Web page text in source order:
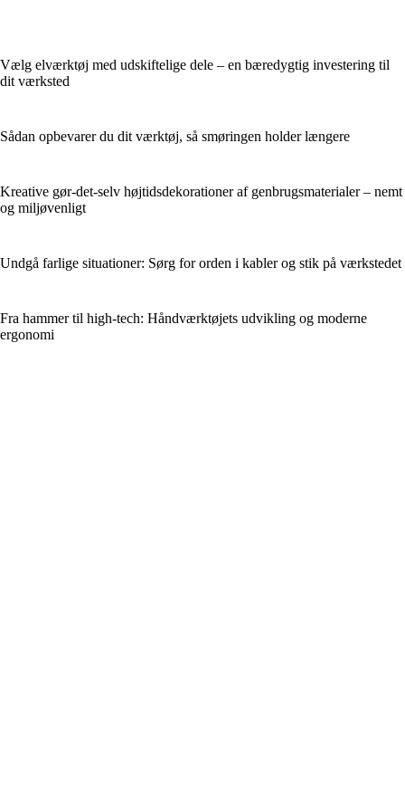
Vælg elværktøj med udskiftelige dele – en bæredygtig investering til
dit værksted
Sådan opbevarer du dit værktøj, så smøringen holder længere
Kreative gør-det-selv højtidsdekorationer af genbrugsmaterialer – nemt
og miljøvenligt
Undgå farlige situationer: Sørg for orden i kabler og stik på værkstedet
Fra hammer til high-tech: Håndværktøjets udvikling og moderne
ergonomi